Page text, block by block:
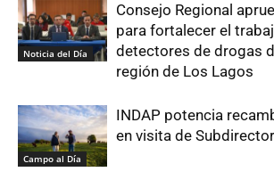
Noticia del Día
Consejo Regional
para fortalecer el
detectores de drogas
región de Los Lagos
Campo al Día
INDAP potencia
en visita de